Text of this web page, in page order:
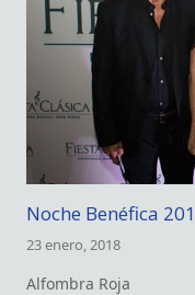
Noche Benéfica
23 enero, 2018
Alfombra Roja